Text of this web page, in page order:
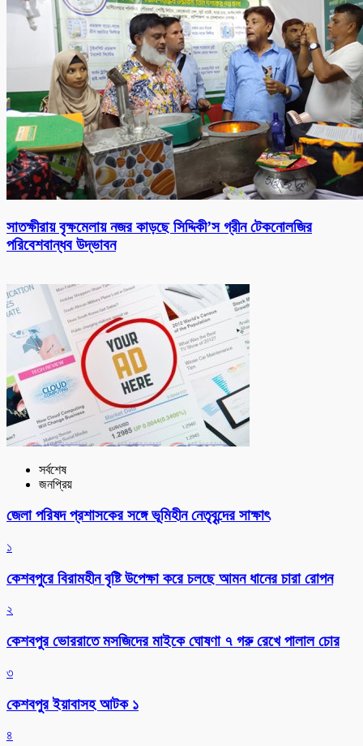
সাতক্ষীরায় বৃক্ষমেলায় নজর কাড়ছে সিদ্দিকী’স গ্রীন টেকনোলজির
পরিবেশবান্ধব উদ্ভাবন
সর্বশেষ
জনপ্রিয়
জেলা পরিষদ প্রশাসকের সঙ্গে ভূমিহীন নেতৃবৃন্দের সাক্ষাৎ
১
কেশবপুরে বিরামহীন বৃষ্টি উপেক্ষা করে চলছে আমন ধানের চারা রোপন
২
কেশবপুর ভোররাতে মসজিদের মাইকে ঘোষণা ৭ গরু রেখে পালাল চোর
৩
কেশবপুর ইয়াবাসহ আটক ১
৪